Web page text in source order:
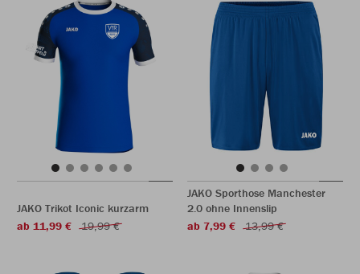
JAKO Trikot Iconic kurzarm
ab 11,99 €
19,99 €
JAKO Sporthose Manchester
2.0 ohne Innenslip
ab 7,99 €
13,99 €